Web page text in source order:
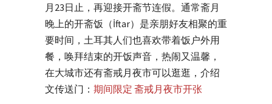
月23日止，再迎接开斋节连假。通常斋月
晚上的开斋饭（İftar）是亲朋好友相聚的重
要时间，土耳其人们也喜欢带着饭户外用
餐，唤拜结束的开饭声音，热闹又温馨，
在大城市还有斋戒月夜市可以逛逛，介绍
文传送门： 期间限定 斋戒月夜市开张